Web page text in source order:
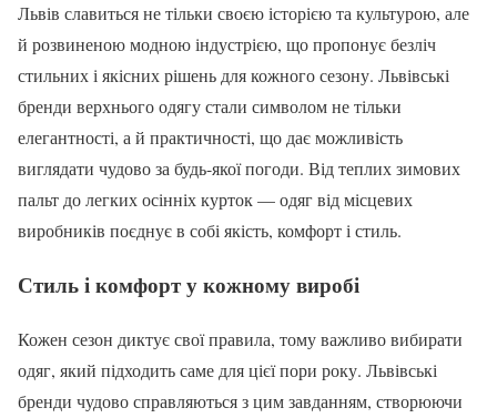
Львів славиться не тільки своєю історією та культурою, але
й розвиненою модною індустрією, що пропонує безліч
стильних і якісних рішень для кожного сезону. Львівські
бренди верхнього одягу стали символом не тільки
елегантності, а й практичності, що дає можливість
виглядати чудово за будь-якої погоди. Від теплих зимових
пальт до легких осінніх курток — одяг від місцевих
виробників поєднує в собі якість, комфорт і стиль.
Стиль і комфорт у кожному виробі
Кожен сезон диктує свої правила, тому важливо вибирати
одяг, який підходить саме для цієї пори року. Львівські
бренди чудово справляються з цим завданням, створюючи